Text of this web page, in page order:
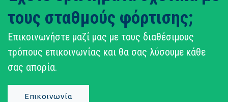
τους σταθμούς φόρτισης;
Επικοινωνήστε μαζί μας με τους διαθέσιμους
τρόπους επικοινωνίας και θα σας λύσουμε κάθε
σας απορία.
Επικοινωνία